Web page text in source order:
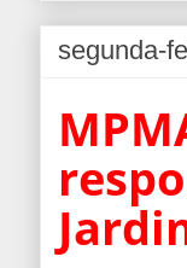
segunda-